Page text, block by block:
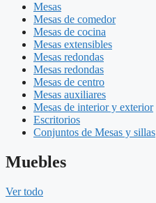
Mesas
Mesas de comedor
Mesas de cocina
Mesas extensibles
Mesas redondas
Mesas redondas
Mesas de centro
Mesas auxiliares
Mesas de interior y exterior
Escritorios
Conjuntos de Mesas y sillas
Muebles
Ver todo